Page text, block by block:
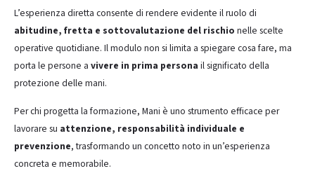
L’esperienza diretta consente di rendere evidente il ruolo di
abitudine, fretta e sottovalutazione del rischio nelle scelte
operative quotidiane. Il modulo non si limita a spiegare cosa fare, ma
porta le persone a vivere in prima persona il significato della
protezione delle mani.
Per chi progetta la formazione, Mani è uno strumento efficace per
lavorare su attenzione, responsabilità individuale e
prevenzione, trasformando un concetto noto in un’esperienza
concreta e memorabile.